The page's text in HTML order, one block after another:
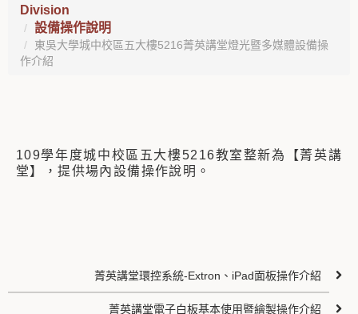
Division
設備操作說明
東吳大學城中校區五大樓5216菁英講堂燈光暨多媒體設備操
作介紹
109學年度城中校區五大樓5216教室整新為【菁英講
堂】，提供場內設備操作說明。
菁英講堂環控系統-Extron、iPad面板操作介紹
菁英講堂電子白板基本使用暨繪製操作介紹